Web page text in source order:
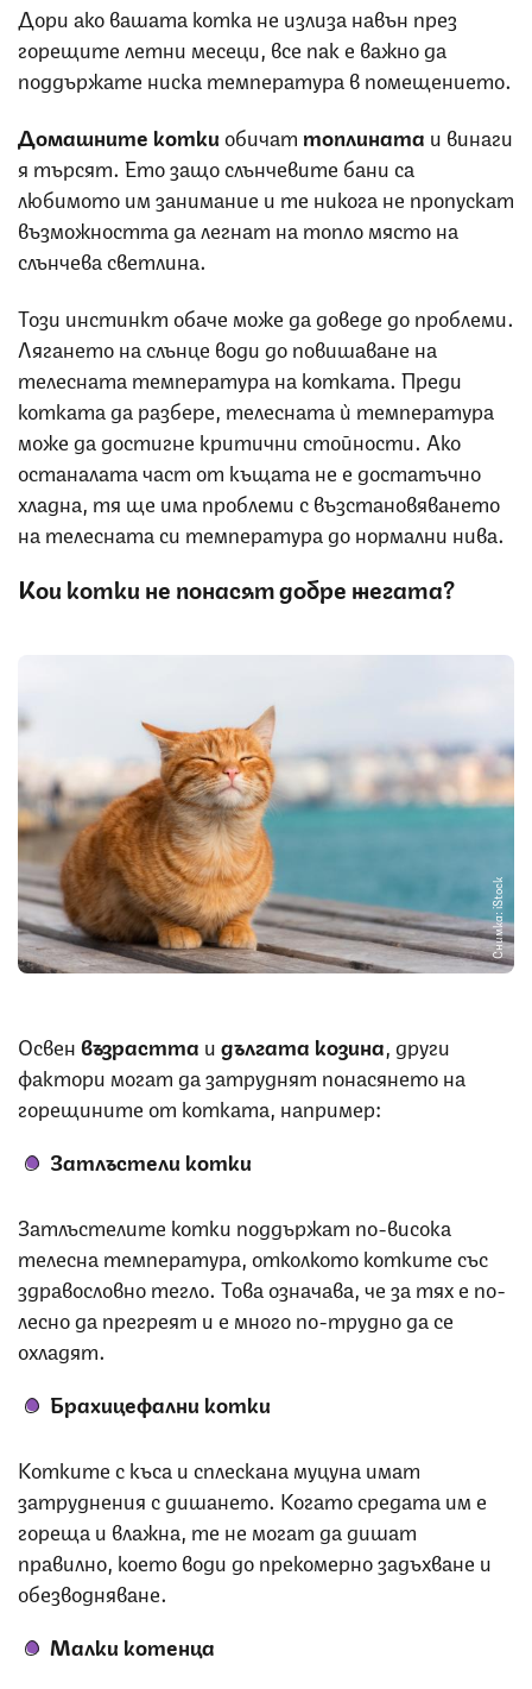
Дори ако вашата котка не излиза навън през
горещите летни месеци, все пак е важно да
поддържате ниска температура в помещението.
Домашните коткиобичат топлината и винаги
я търсят. Ето защо слънчевите бани са
любимото им занимание и те никога не пропускат
възможността да легнат на топло място на
слънчева светлина.
Този инстинкт обаче може да доведе до проблеми.
Лягането на слънце води до повишаване на
телесната температура на котката. Преди
котката да разбере, телесната ѝ температура
може да достигне критични стойности. Ако
останалата част от къщата не е достатъчно
хладна, тя ще има проблеми с възстановяването
на телесната си температура до нормални нива.
Кои котки не понасят добре жегата?
Снимка: iStock
Освенвъзрастта идългата козина, други
фактори могат да затруднят понасянето на
горещините от котката, например:
Затлъстели котки
Затлъстелите котки поддържат по-висока
телесна температура, отколкото котките със
здравословно тегло. Това означава, че за тях е по-
лесно да прегреят и е много по-трудно да се
охладят.
Брахицефални котки
Котките с къса и сплескана муцуна имат
затруднения с дишането. Когато средата им е
гореща и влажна, те не могат да дишат
правилно, което води до прекомерно задъхване и
обезводняване.
Малки котенца